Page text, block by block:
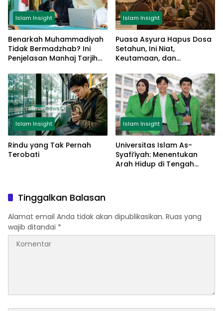
Islam Insight
Benarkah Muhammadiyah
Tidak Bermadzhab? Ini
Penjelasan Manhaj Tarjih
Mazhab
Islam Insight
Puasa Asyura Hapus Dosa
Setahun, Ini Niat,
Keutamaan, dan
Pelaksanaannya
Islam Insight
Rindu yang Tak Pernah
Terobati
Islam Insight
Universitas Islam As-
Syafi’iyah: Menentukan
Arah Hidup di Tengah
Tinggalkan Balasan
Alamat email Anda tidak akan dipublikasikan. Ruas yang
wajib ditandai *